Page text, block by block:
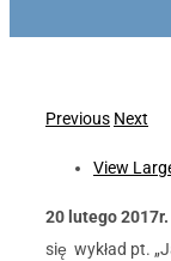
Previous Next
View
20 lutego
się wykład pt.